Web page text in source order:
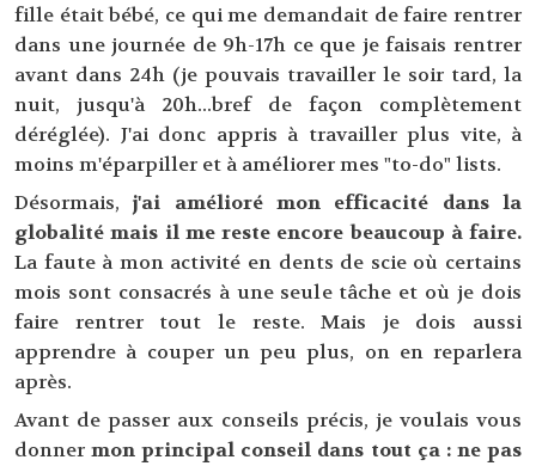
fille était bébé, ce qui me demandait de faire rentrer
dans une journée de 9h-17h ce que je faisais rentrer
avant dans 24h (je pouvais travailler le soir tard, la
nuit, jusqu'à 20h...bref de façon complètement
déréglée). J'ai donc appris à travailler plus vite, à
moins m'éparpiller et à améliorer mes "to-do" lists.
Désormais,j'ai amélioré mon efficacité dans la
globalité mais il me reste encore beaucoup à faire.
La faute à mon activité en dents de scie où certains
mois sont consacrés à une seule tâche et où je dois
faire rentrer tout le reste. Mais je dois aussi
apprendre à couper un peu plus, on en reparlera
après.
Avant de passer aux conseils précis, je voulais vous
donnermon principal conseil dans tout ça : ne pas